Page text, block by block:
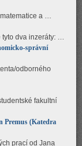
a …
tyto dva inzeráty: …
správní
odborného
fakultní
Premus (Katedra
prací od Jana